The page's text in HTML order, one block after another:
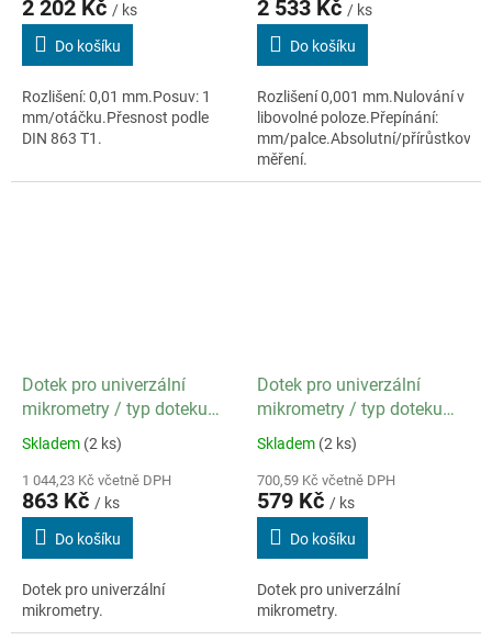
2 202 Kč / ks
Do košíku
Rozlišení: 0,01 mm.Posuv: 1
mm/otáčku.Přesnost podle
DIN 863 T1.
2 533 Kč / ks
Do košíku
Rozlišení 0,001 mm.Nulování v
libovolné poloze.Přepínání:
mm/palce.Absolutní/přírůstkové
měření.
Dotek pro univerzální
mikrometry / typ doteku
Bodový
Skladem (2 ks)
1 044,23 Kč včetně DPH
863 Kč / ks
Do košíku
Dotek pro univerzální
mikrometry.
Dotek pro univerzální
mikrometry / typ doteku
Kulový
Skladem (2 ks)
700,59 Kč včetně DPH
579 Kč / ks
Do košíku
Dotek pro univerzální
mikrometry.